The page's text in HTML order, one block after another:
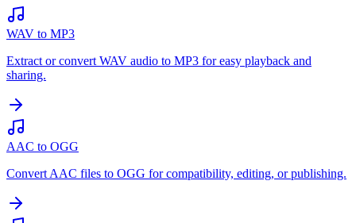
WAV to MP3
Extract or convert WAV audio to MP3 for easy playback and
sharing.
AAC to OGG
Convert AAC files to OGG for compatibility, editing, or publishing.